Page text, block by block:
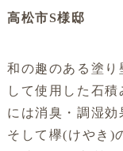
高松市S様邸
和の趣のある塗り
して使用した石
には消臭・調湿効
そして欅(けやき)